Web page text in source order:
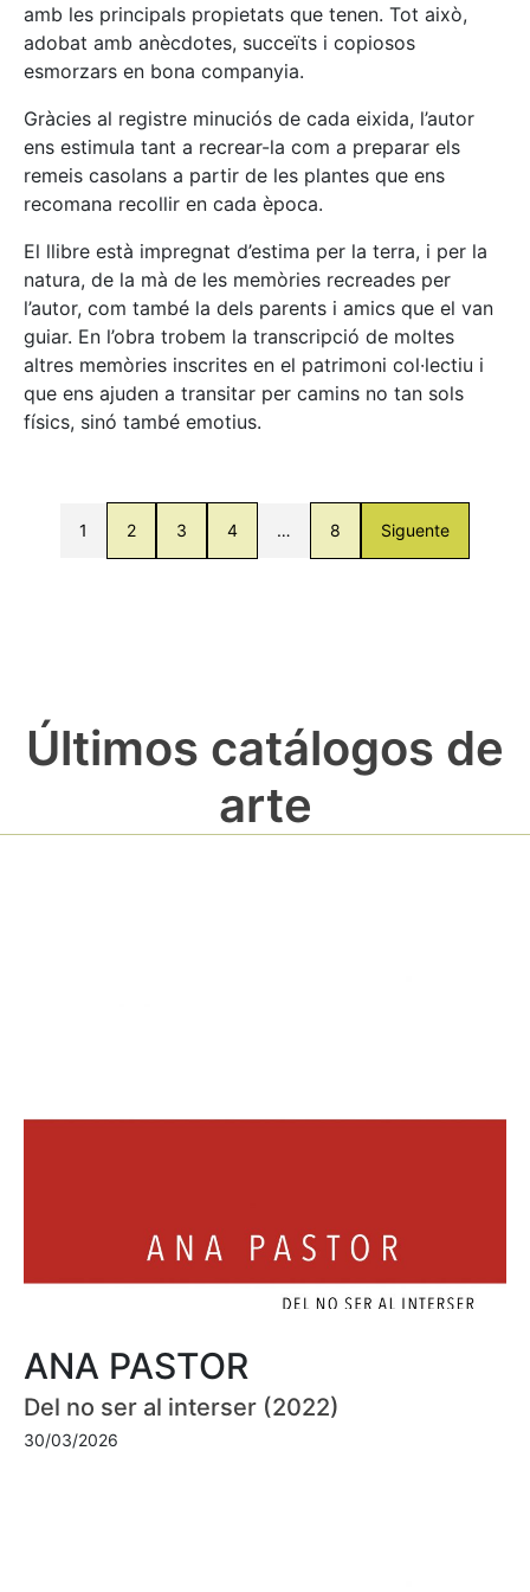
amb les principals propietats que tenen. Tot això,
adobat amb anècdotes, succeïts i copiosos
esmorzars en bona companyia.
Gràcies al registre minuciós de cada eixida, l’autor
ens estimula tant a recrear-la com a preparar els
remeis casolans a partir de les plantes que ens
recomana recollir en cada època.
El llibre està impregnat d’estima per la terra, i per la
natura, de la mà de les memòries recreades per
l’autor, com també la dels parents i amics que el van
guiar. En l’obra trobem la transcripció de moltes
altres memòries inscrites en el patrimoni col·lectiu i
que ens ajuden a transitar per camins no tan sols
físics, sinó també emotius.
1 2 3 4 … 8 Siguente
Últimos catálogos de
arte
ANA PASTOR
Del no ser al interser (2022)
30/03/2026